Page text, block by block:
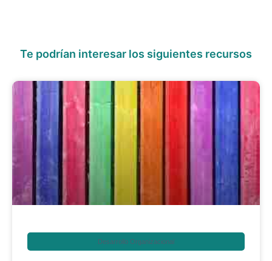
Te podrían interesar los siguientes recursos
Desarrollo Organizacional